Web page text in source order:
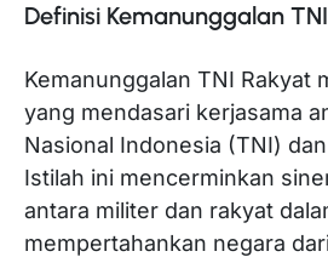
Definisi Kemanunggalan
Kemanunggalan TNI Rakyat
yang mendasari kerjasama
Nasional Indonesia (TNI)
Istilah ini mencerminkan
antara militer dan rakyat
mempertahankan negara